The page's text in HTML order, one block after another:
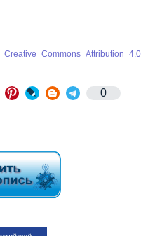
Creative Commons Attribution 4.0
0